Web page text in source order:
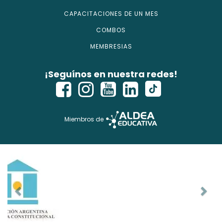
CAPACITACIONES DE UN MES
COMBOS
MEMBRESIAS
¡Seguínos en nuestra redes!
Miembros de
Copyright © 2026 - isecursos.com - Todos los derechos
Propiedad Industrial Ref Web. 1354274 y Expte. 2760614